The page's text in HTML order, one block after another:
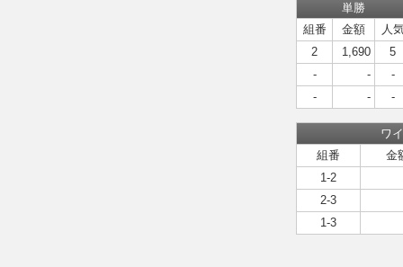
単勝
組番
金額
人
2
1,690
5
-
-
-
-
- -
ワ
組番
金
1-2
2-3
1-3